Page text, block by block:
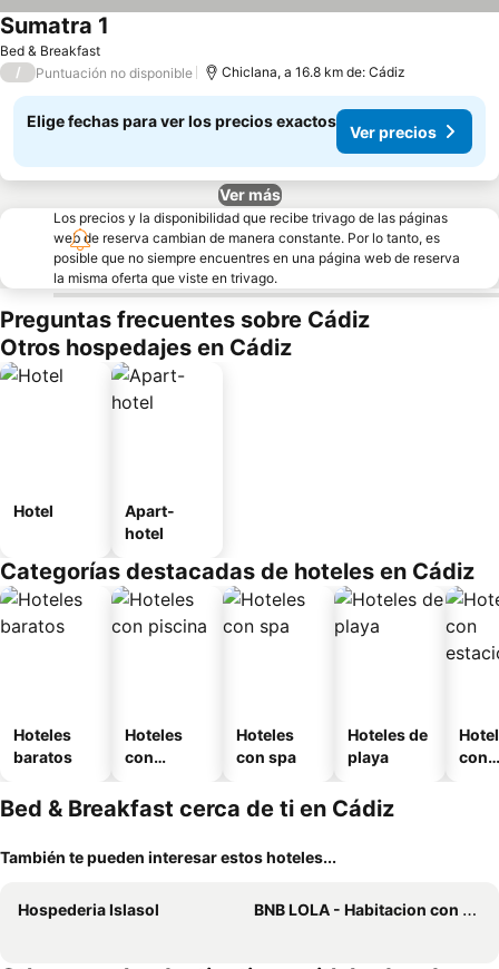
Bed & Breakfast
Sumatra 1
/ Puntuación no disponible Chiclana, a 16.8 km de: Cádiz
Elige fechas para ver los precios exactos
Ver precios
Ver más
Los precios y la disponibilidad que recibe trivago de las páginas
web de reserva cambian de manera constante. Por lo tanto, es
posible que no siempre encuentres en una página web de reserva
la misma oferta que viste en trivago.
Preguntas frecuentes sobre Cádiz
Otros hospedajes en Cádiz
Hotel
Apart-
hotel
Categorías destacadas de hoteles en Cádiz
Hoteles
baratos
Hoteles
con
Hoteles
con spa
Hoteles de
playa
con
Bed & Breakfast cerca de ti en Cádiz
También te pueden interesar estos hoteles...
Hospederia Islasol BNB LOLA - Habitacion con Baño privado en el pasillo y aire acondicionado